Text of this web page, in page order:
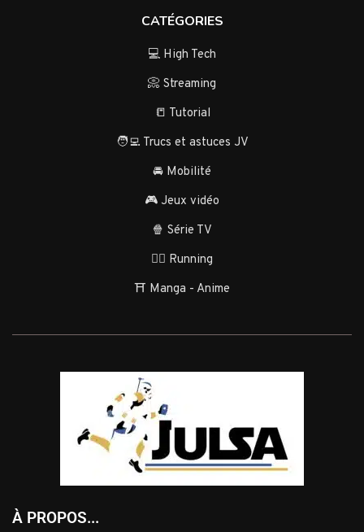
CATÉGORIES
💻 High Tech
📀 Streaming
📒 Tutorial
🧑‍💻 Trucs et astuces JV
🚘 Mobilité
🎮 Jeux vidéo
🍿 Série TV
🏃‍♂️ Running
⛩️ Manga - Anime
À PROPOS...